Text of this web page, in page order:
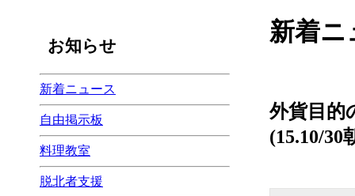
お知らせ
新着ニュース
自由掲示板
料理教室
脱北者支援
新着ニ
外貨目
(15.10/30